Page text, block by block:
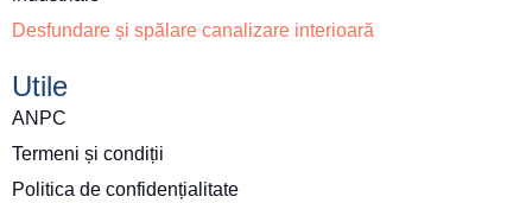
Desfundare și spălare canalizare interioară
Utile
ANPC
Termeni și condiții
Politica de confidențialitate